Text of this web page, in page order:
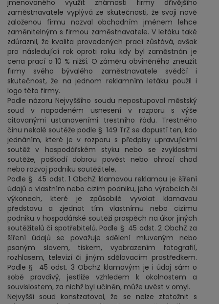
jmenovaného využít známosti firmy dřívějšího
zaměstnavatele vyplývá ze skutečnosti, že svoji nově
založenou firmu nazval obchodním jménem lehce
zaměnitelným s firmou zaměstnavatele. V letáku také
zdůraznil, že kvalita provedených prací zůstává, avšak
pro následující rok oproti roku kdy byl zaměstnán je
cena prací o 10 % nižší. O záměru obviněného zneužít
firmy svého bývalého zaměstnavatele svědčí i
skutečnost, že na jednom reklamním letáku použil i
logo této firmy.
Podle názoru Nejvyššího soudu nepostupoval městský
soud v napadeném usnesení v rozporu s výše
citovanými ustanoveními trestního řádu. Trestného
činu nekalé soutěže podle § 149 TrZ se dopustí ten, kdo
jednáním, které je v rozporu s předpisy upravujícími
soutěž v hospodářském styku nebo se zvyklostmi
soutěže, poškodí dobrou pověst nebo ohrozí chod
nebo rozvoj podniku soutěžitele.
Podle § 45 odst. 1 ObchZ klamavou reklamou je šíření
údajů o vlastním nebo cizím podniku, jeho výrobcích či
výkonech, které je způsobilé vyvolat klamavou
představu a zjednat tím vlastnímu nebo cizímu
podniku v hospodářské soutěži prospěch na úkor jiných
soutěžitelů či spotřebitelů. Podle § 45 odst. 2 ObchZ za
šíření údajů se považuje sdělení mluveným nebo
psaným slovem, tiskem, vyobrazením fotografií,
rozhlasem, televizí či jiným sdělovacím prostředkem.
Podle § 45 odst. 3 ObchZ klamavým je i údaj sám o
sobě pravdivý, jestliže vzhledem k okolnostem a
souvislostem, za nichž byl učiněn, může uvést v omyl.
Nejvyšší soud konstzatoval, že se nelze ztotožnit s